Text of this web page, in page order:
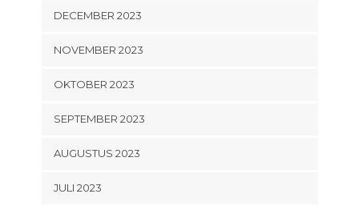
DECEMBER 2023
NOVEMBER 2023
OKTOBER 2023
SEPTEMBER 2023
AUGUSTUS 2023
JULI 2023